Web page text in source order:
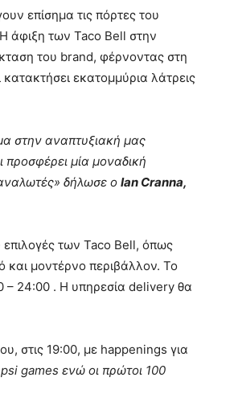
επίσημα τις πόρτες του
άφιξη των Taco Bell στην
του brand, φέρνοντας στη
εκατομμύρια λάτρεις
στην αναπτυξιακή μας
μία μοναδική
δήλωσε ο Ian Cranna,
επιλογές των Taco Bell, όπως
μοντέρνο περιβάλλον. Το
– 24:00 . Η υπηρεσία delivery θα
στις 19:00, με happenings για
games ενώ οι πρώτοι 100